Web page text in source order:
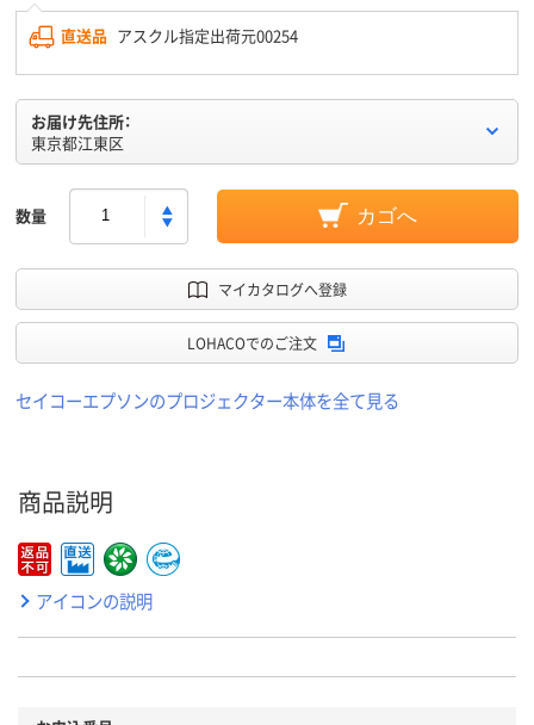
直送品 アスクル指定出荷元00254
お届け先住所：
東京都江東区
数量 カゴへ
マイカタログへ登録
LOHACOでのご注文
セイコーエプソンのプロジェクター本体を全て見る
商品説明
アイコンの説明